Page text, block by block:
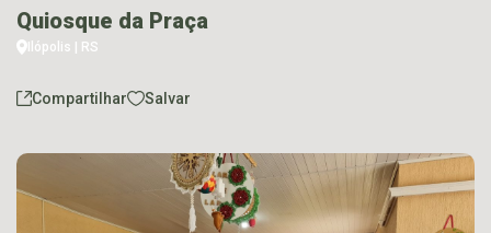
Quiosque da Praça
Ilópolis | RS
Compartilhar Salvar